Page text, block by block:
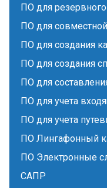
ПО для
ПО для
ПО для создания
ПО для создания
ПО для
ПО для учета
ПО для учета
ПО Лингафонный
ПО Электронные
САПР